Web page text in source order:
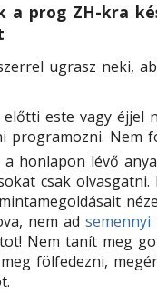
a prog ZH-kra
ugrasz neki,
előtti este vagy éjjel
programozni. Nem
a honlapon lévő
csak
nem ad semennyi
Nem tanít meg
fölfedezni,